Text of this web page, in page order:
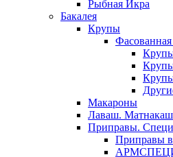
Рыбная Икра
Бакалея
Крупы
Макароны
Лаваш. Матнакаш
Приправы.
Приправы в